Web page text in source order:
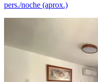
pers./noche (aprox.)